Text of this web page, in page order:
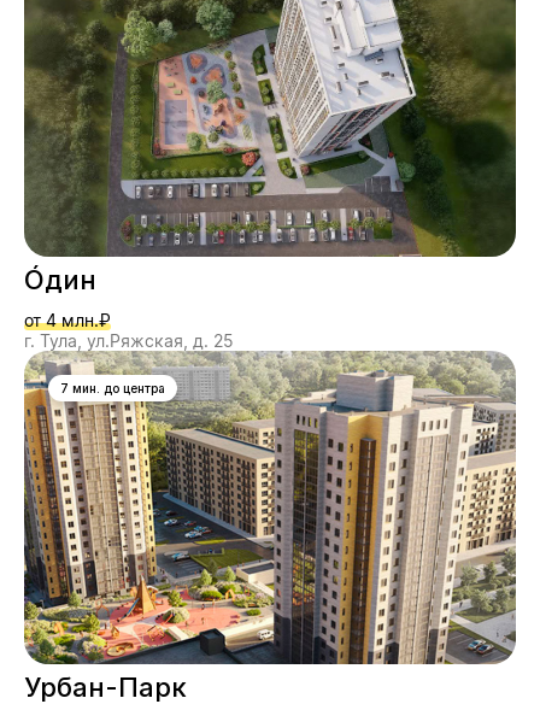
О́дин
от 4 млн.₽
г. Тула, ул.Ряжская, д. 25
7 мин. до центра
Урбан-Парк